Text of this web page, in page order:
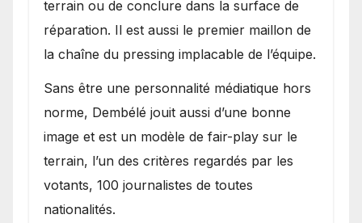
terrain ou de conclure dans la surface de
réparation. Il est aussi le premier maillon de
la chaîne du pressing implacable de l’équipe.
Sans être une personnalité médiatique hors
norme, Dembélé jouit aussi d’une bonne
image et est un modèle de fair-play sur le
terrain, l’un des critères regardés par les
votants, 100 journalistes de toutes
nationalités.